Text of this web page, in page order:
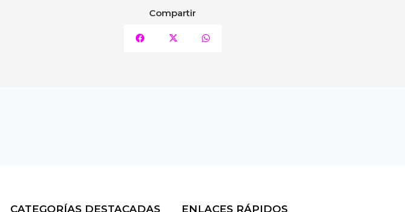
Compartir
CATEGORÍAS DESTACADAS ENLACES RÁPIDOS